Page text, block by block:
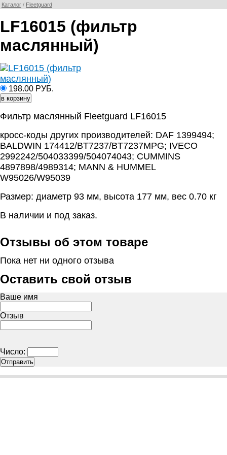
Каталог / Fleetguard
LF16015 (фильтр
маслянный)
198.00 РУБ.
Фильтр маслянный Fleetguard LF16015
кросс-коды других производителей: DAF 1399494;
BALDWIN 174412/BT7237/BT7237MPG; IVECO
2992242/504033399/504074043; CUMMINS
4897898/4989314; MANN & HUMMEL
W95026/W95039
Размер: диаметр 93 мм, высота 177 мм, вес 0.70 кг
В наличии и под заказ.
Отзывы об этом товаре
Пока нет ни одного отзыва
Оставить свой отзыв
Ваше имя
Отзыв
Число: